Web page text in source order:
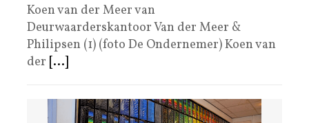
Koen van der Meer van
Deurwaarderskantoor Van der Meer &
Philipsen (1) (foto De Ondernemer) Koen van
der [...]